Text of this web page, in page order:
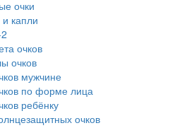
очки
капли
очков
очков
мужчине
по форме лица
ребёнку
очков